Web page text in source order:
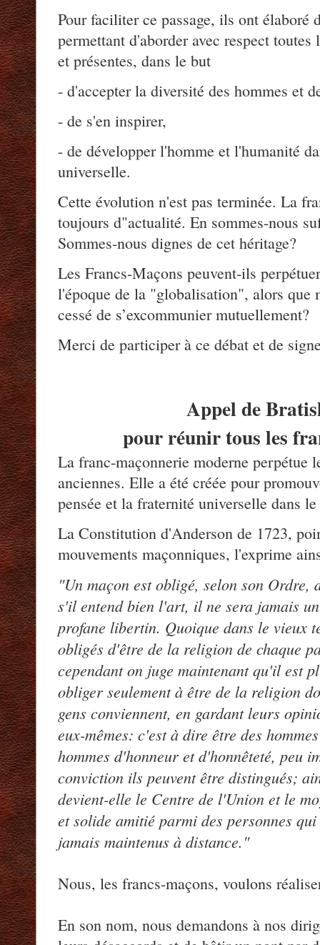
Pour faciliter ce passage, ils ont élaboré
permettant d'aborder avec respect
et présentes, dans le but
- d'accepter la diversité des hommes et
- de s'en inspirer,
- de développer l'homme et l'humanité
universelle.
Cette évolution n'est pas terminée. La
toujours d"actualité. En sommes-nous
Sommes-nous dignes de cet héritage?
Les Francs-Maçons peuvent-ils
l'époque de la "globalisation", alors que
cessé de s’excommunier mutuellement?
Merci de participer à ce débat et de
Appel de
pour réunir tous les
La franc-maçonnerie moderne perpétue
anciennes. Elle a été créée pour
pensée et la fraternité universelle dans
La Constitution d'Anderson de 1723,
mouvements maçonniques, l'exprime
Un maçon est obligé, selon son
s'il entend bien l'art, il ne sera jamais
profane libertin. Quoique dans le vieux
obligés d'être de la religion de chaque
cependant on juge maintenant qu'il est
obliger seulement à être de la religion
gens conviennent, en gardant leurs
eux-mêmes: c'est à dire être des
hommes d'honneur et d'honnêteté, peu
conviction ils peuvent être distingués;
devient-elle le Centre de l'Union et le
et solide amitié parmi des personnes
jamais maintenus à distance.
Nous, les francs-maçons, voulons
En son nom, nous demandons à nos